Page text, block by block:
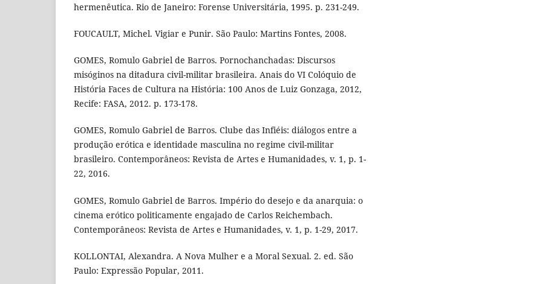
hermenêutica. Rio de Janeiro: Forense Universitária, 1995. p. 231-249.
FOUCAULT, Michel. Vigiar e Punir. São Paulo: Martins Fontes, 2008.
GOMES, Romulo Gabriel de Barros. Pornochanchadas: Discursos
misóginos na ditadura civil-militar brasileira. Anais do VI Colóquio de
História Faces de Cultura na História: 100 Anos de Luiz Gonzaga, 2012,
Recife: FASA, 2012. p. 173-178.
GOMES, Romulo Gabriel de Barros. Clube das Infiéis: diálogos entre a
produção erótica e identidade masculina no regime civil-militar
brasileiro. Contemporâneos: Revista de Artes e Humanidades, v. 1, p. 1-
22, 2016.
GOMES, Romulo Gabriel de Barros. Império do desejo e da anarquia: o
cinema erótico politicamente engajado de Carlos Reichembach.
Contemporâneos: Revista de Artes e Humanidades, v. 1, p. 1-29, 2017.
KOLLONTAI, Alexandra. A Nova Mulher e a Moral Sexual. 2. ed. São
Paulo: Expressão Popular, 2011.